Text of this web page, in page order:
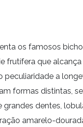
os famosos
frutífera que
peculiaridade a
formas distintas,
dentes,
amarelo-